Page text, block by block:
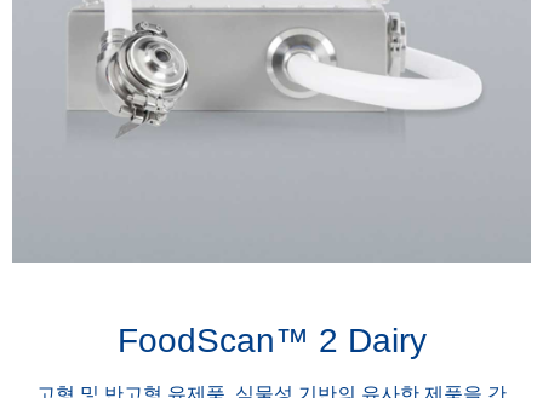
FoodScan™ 2 Dairy
고형 및 반고형 유제품, 식물성 기반의 유사한 제품을 간